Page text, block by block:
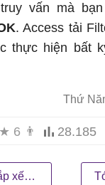
vấn mà
. Access tải
thực hiện bất
Thứ
★ 6 👨 28.185
Chương 5: Sắp xếp và lọc thông tin